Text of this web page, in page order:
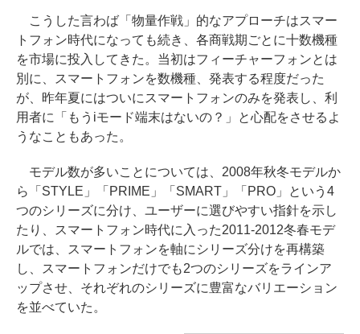
こうした言わば「物量作戦」的なアプローチはスマー
トフォン時代になっても続き、各商戦期ごとに十数機種
を市場に投入してきた。当初はフィーチャーフォンとは
別に、スマートフォンを数機種、発表する程度だった
が、昨年夏にはついにスマートフォンのみを発表し、利
用者に「もうiモード端末はないの？」と心配をさせるよ
うなこともあった。
モデル数が多いことについては、2008年秋冬モデルか
ら「STYLE」「PRIME」「SMART」「PRO」という4
つのシリーズに分け、ユーザーに選びやすい指針を示し
たり、スマートフォン時代に入った2011-2012冬春モデ
ルでは、スマートフォンを軸にシリーズ分けを再構築
し、スマートフォンだけでも2つのシリーズをラインア
ップさせ、それぞれのシリーズに豊富なバリエーション
を並べていた。